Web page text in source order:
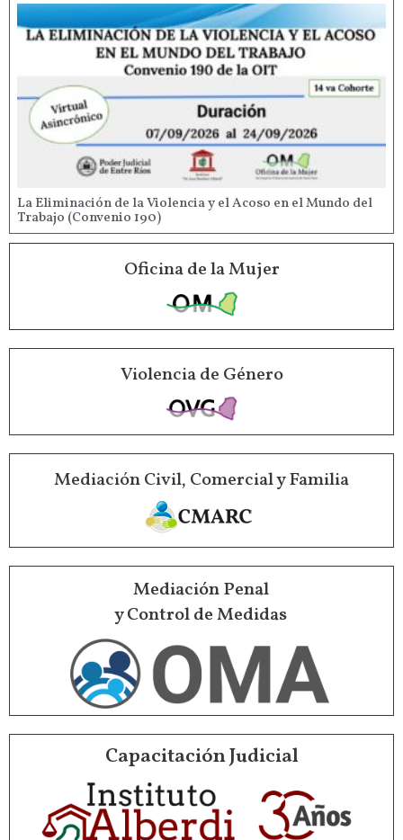
La Eliminación de la Violencia y el Acoso en el Mundo del
Trabajo (Convenio 190)
Oficina de la Mujer
Violencia de Género
Mediación Civil, Comercial y Familia
Mediación Penal
y Control de Medidas
Capacitación Judicial